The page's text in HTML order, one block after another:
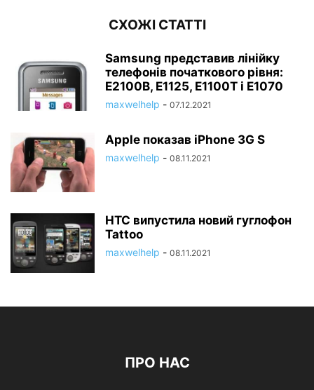
СХОЖІ СТАТТІ
Samsung представив лінійку
телефонів початкового рівня:
E2100B, E1125, E1100T і E1070
maxwelhelp - 07.12.2021
Apple показав iPhone 3G S
maxwelhelp - 08.11.2021
HTC випустила новий гуглофон
Tattoo
maxwelhelp - 08.11.2021
ПРО НАС